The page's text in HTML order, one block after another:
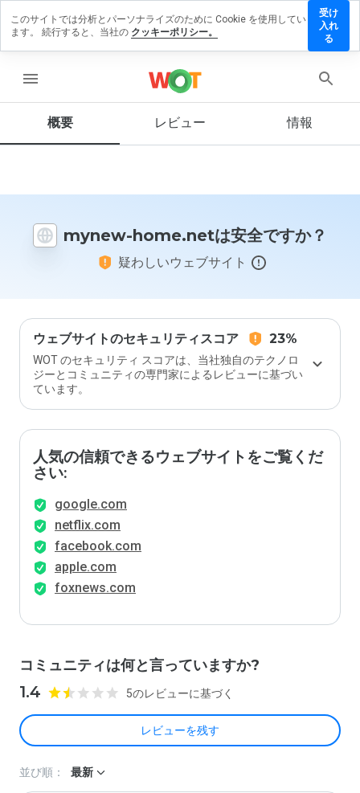
menu
概要 レビュー 情報
mynew-home.netは安全ですか？
疑わしいウェブサイト
ウェブサイトのセキュリティスコア 23%
WOT のセキュリティ スコアは、当社独自のテクノロ
ジーとコミュニティの専門家によるレビューに基づい
ています。
人気の信頼できるウェブサイトをご覧くだ
さい:
google.com
netflix.com
facebook.com
apple.com
foxnews.com
コミュニティは何と言っていますか?
1.4 5のレビューに基づく
レビューを残す
レビュ
ブサ
から
に評
価し
ます
か？
並び順： 最新
このサイトでは分析とパーソナライズのために Cookie を使用してい
ます。 続行すると、当社の クッキーポリシー。
受け
入れ
る